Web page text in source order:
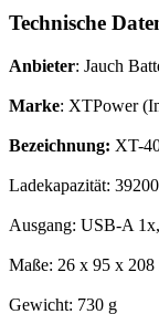
Technische
Anbieter: Jauch
Marke: XTPower
Bezeichnung: XT-
Ladekapazität:
Ausgang: USB-A
Maße: 26 x 95 x 208
Gewicht: 730 g